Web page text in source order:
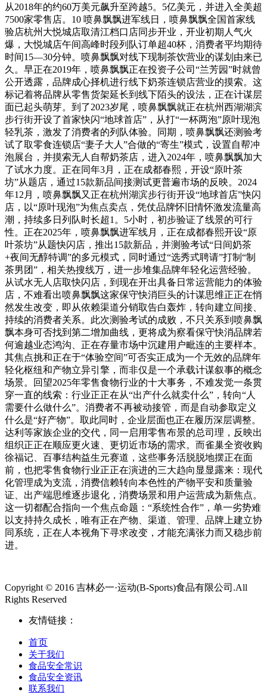
从2018年的约60万美元飙升至跨越5。5亿美元，并进入全美超
7500家零售店。10 喷鼻飘飘进军线日，喷鼻飘飘全国首家线
验店杭州大悦城店取清江档口店同步开业，开业初期人气火
爆，大悦城店午间高峰时段列队订单超40杯，消费者平均期待
时间15—30分钟。喷鼻飘飘对线下现制茶饮营业的谋划由来已
久。早正在2019年，喷鼻飘飘正在投资子公司“兰芳园”时就曾
公开透露，品牌成心择机进行线下奶茶连锁店营业的摸索。这
标记着将品牌从零售货架延长到线下陌头的设法，正在计谋层
面已起头萌芽。到了2023岁尾，喷鼻飘飘就正在杭州西湖湖滨
步行街开设了首家快闪“地球首店”，从打“一杯两泡”原叶现泡
轻乳茶，激发了消费者的列队体验。同期，喷鼻飘飘还测验考
试了取零食连锁店“妻子大人”合做的“寄生”模式，设置自帮冲
泡展台，并摸索无人自帮奶茶店，进入2024年，喷鼻飘飘加大
了试水力度。正在同年3月，正在成都春熙，开设“原叶茶
坊”从题店，通过15款新品间接测试更普遍市场的反映。2024
年12月，喷鼻飘飘又正在杭州湖滨步行街开设“地球首店”快闪
店，以“原叶现泡”为焦点卖点，凭仗品牌怀旧情怀激发流量高
潮，持续多日列队时长超1。5小时，初步验证了线景的可行
性。正在2025年，喷鼻飘飘进军线月，正在成都春熙开设“原
叶茶坊”从题快闪店，推出15款新品，并测验考试“日间奶茶
+夜间无醇特调”的多元模式，同时通过“选秀式聘请”打制“制
茶男团”，相关热搜线万，进一步堆集品牌年轻化运营经验。
从试水无人店取快闪店，到现在开出具备日常运营能力的体验
店，不难看出喷鼻飘飘这家保守快消巨头的计谋思维正正在悄
然发生改变，即从依赖渠道分销取告白轰炸，转向建立间接、
持续的消费者关系。此次测验考试的成败，不只关系到喷鼻飘
飘本身可否找到第二增加曲线，更将成为察看保守快消品牌若
何逾越业态鸿沟、正在存量市场中沉建用户毗连的主要样本。
其焦点挑和正在于“体验空间”可否实正成为一个无效的品牌年
轻化枢纽和产物立异引擎，而非仅是一个承载计谋叙事的概念
场景。回望2025年零售食物行业的十大事务，不难发觉一条贯
穿一直的线索：行业正正在从“出产什么就卖什么”，转向“人
需要什么做什么”。消费者不再被动接管，而是自动参取定义
什么是“好产物”。取此同时，企业层面也正在履历深层调整。
达利等家族企业的交代，同一启用零售布景的总司理，反映出
组织正正在顺应更火速、更切近市场的需求。而雀巢全资收购
徐福记、百事结构益生元赛道，这些事务活脱脱地摆正在面
前，也把零售食物行业正正在演进的三大趋向显显露来：现代
化管理成为支流，消费信赖转向本色性的产物平安和质量验
证、出产端思维逐步退化，消费场景和用户运营成为新焦点。
这一切都配合指向一个焦点命题：“系统性合作”，单一劣势难
以支持持久成长，唯有正在产物、渠道、管理、品牌上建立协
同系统，正在人本视角下寻求改变，才能充满张力而又稳步前
进。
Copyright © 2016 吉林必一·运动(B-Sports)食品有限公司.All
Rights Reserved
友情链接：
首页
关于我们
食品安全常识
食品安全资讯
联系我们